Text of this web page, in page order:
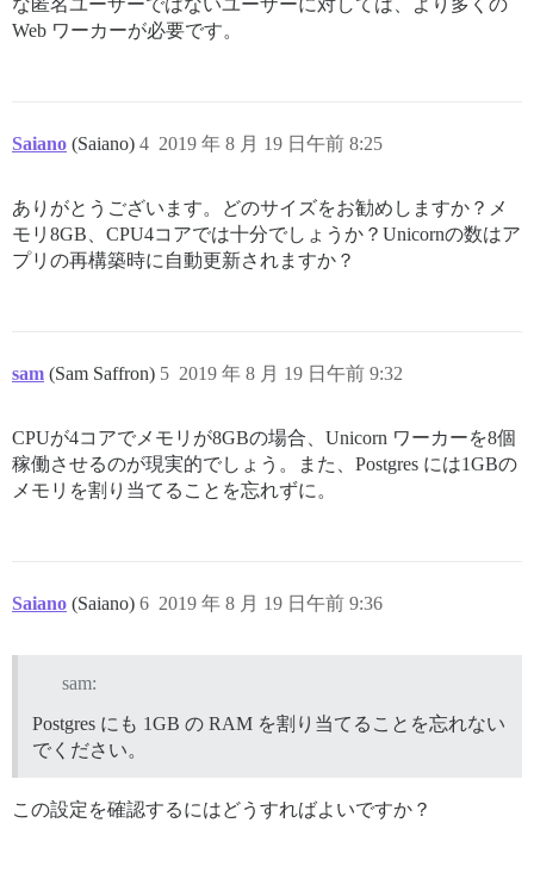
な匿名ユーザーではないユーザーに対しては、より多くの
Web ワーカーが必要です。
Saiano (Saiano) 2019 年 8 月 19 日午前 8:25
4
ありがとうございます。どのサイズをお勧めしますか？メ
モリ8GB、CPU4コアでは十分でしょうか？Unicornの数はア
プリの再構築時に自動更新されますか？
sam (Sam Saffron) 2019 年 8 月 19 日午前 9:32
5
CPUが4コアでメモリが8GBの場合、Unicorn ワーカーを8個
稼働させるのが現実的でしょう。また、Postgres には1GBの
メモリを割り当てることを忘れずに。
Saiano (Saiano) 2019 年 8 月 19 日午前 9:36
6
sam:
Postgres にも 1GB の RAM を割り当てることを忘れない
でください。
この設定を確認するにはどうすればよいですか？